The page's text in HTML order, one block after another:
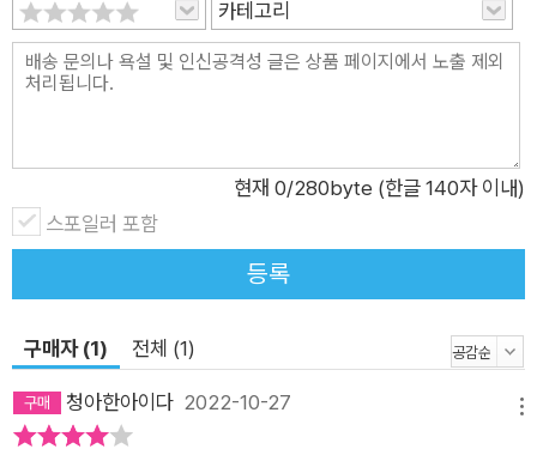
바이마르 공화국, 동독과 서독, 현대 독일까지 150년 동안의 독
일 주택정책을 역사적으로 살핀 이 책은 독일 주택정책의 가장 뚜
렷한 특징을 임차인을 우선하는 정책 기조를 꼽는다. 이러한 기조
왔다. 한국도 유사한 내용을 ‘주거기본법’으로 제정했지만 사정은
독일과 다르기에 법안만이 능사는 아니다. 독일의 주택정책은 정
책 기조를 바탕으로 국가가 나서서 자율과 통제의 균형점을 모색
통되게 확인할 수 있다. ‘임대병영’(독일 제국), ‘후프아이덴지들
룽’(바이마르 공화국), ‘WBS 70’(동독), ‘사회주택’(서독)이 공
급을 위해 이루어진 정책이었고, ‘토지초과이득세’, ‘주택강제경
카테고리
현재 0/280byte (한글 140자 이내)
스포일러 포함
등록
구매자 (1) 전체 (1)
청아한아이다 2022-10-27